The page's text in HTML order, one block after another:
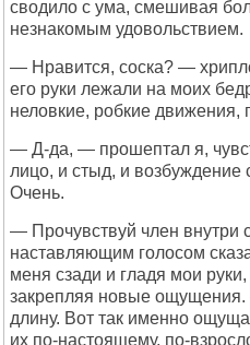
сводило с ума, смешивая
незнакомым удовольствием.
— Нравится, соска? —
его руки лежали на моих
неловкие, робкие движения,
— Д-да, — прошептал я,
лицо, и стыд, и возбуждение
Очень.
— Прочувствуй член внутри
наставляющим голосом
меня сзади и гладя мои руки,
закрепляя новые
длину. Вот так именно
их по-настоящему, по-